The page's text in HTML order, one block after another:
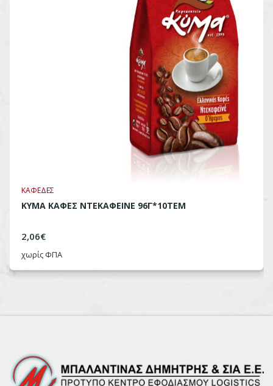
ΚΑΦΕΔΕΣ
ΚΥΜΑ ΚΑΦΕΣ ΝΤΕΚΑΦΕΙΝΕ 96Γ*10ΤΕΜ
2,06€
χωρίς ΦΠΑ